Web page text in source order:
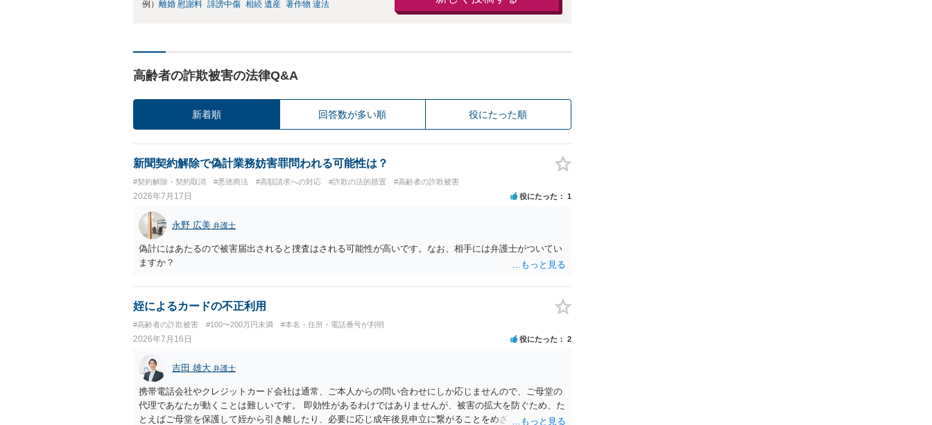
例） 離婚 慰謝料 誹謗中傷 相続 遺産 著作物 違法
高齢者の詐欺被害の法律Q&A
新着順 回答数が多い順 役にたった順
新聞契約解除で偽計業務妨害罪問われる可能性は？
#契約解除・契約取消 #悪徳商法 #高額請求への対応 #詐欺の法的措置 #高齢者の詐欺被害
2026年7月17日 役にたった 1
永野 広美 弁護士
偽計にはあたるので被害届出されると捜査はされる可能性が高いです。なお、相手には弁護士がついてい
ますか？
姪によるカードの不正利用
#高齢者の詐欺被害 #100〜200万円未満 #本名・住所・電話番号が判明
2026年7月16日 役にたった 2
吉田 雄大 弁護士
携帯電話会社やクレジットカード会社は通常、ご本人からの問い合わせにしか応じませんので、ご母堂の
代理であなたが動くことは難しいです。 即効性があるわけではありませんが、被害の拡大を防ぐため、た
とえばご母堂を保護して姪から引き離したり、必要に応じ成年後見申立に繋がることをめざして、高齢者